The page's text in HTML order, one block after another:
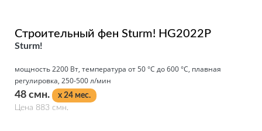
Строительный фен Sturm! HG2022P
Sturm!
мощность 2200 Вт, температура от 50 °С до 600 °С, плавная
регулировка, 250-500 л/мин
48 смн.
x 24 мес.
Цена 883 смн.